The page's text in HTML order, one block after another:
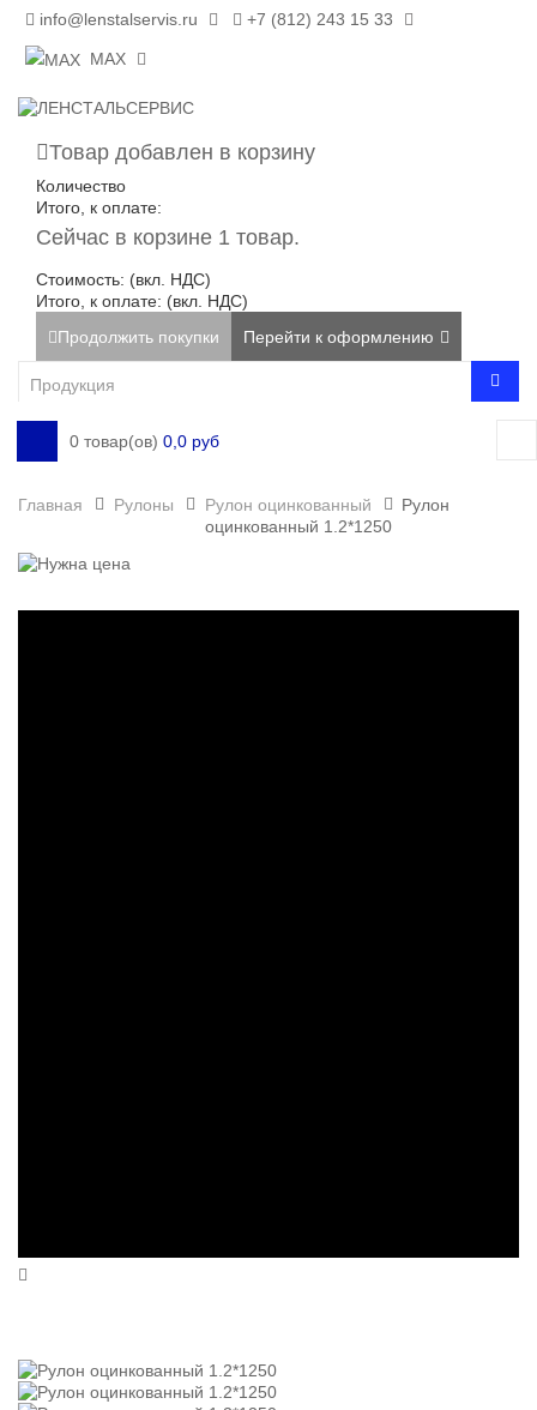
info@lenstalservis.ru +7 (812) 243 15 33
MAX
0 товар(ов) 0,0 руб
Товар добавлен в корзину
Количество
Итого, к оплате:
Сейчас в корзине 1 товар.
Стоимость: (вкл. НДС)
Итого, к оплате: (вкл. НДС)
Продолжить покупки
Перейти к оформлению
Главная Рулоны Рулон оцинкованный
Рулон
оцинкованный 1.2*1250